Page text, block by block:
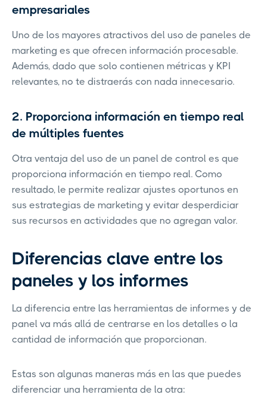
empresariales
Uno de los mayores atractivos del uso de paneles de
marketing es que ofrecen información procesable.
Además, dado que solo contienen métricas y KPI
relevantes, no te distraerás con nada innecesario.
2. Proporciona información en tiempo real
de múltiples fuentes
Otra ventaja del uso de un panel de control es que
proporciona información en tiempo real. Como
resultado, le permite realizar ajustes oportunos en
sus estrategias de marketing y evitar desperdiciar
sus recursos en actividades que no agregan valor.
Diferencias clave entre los
paneles y los informes
La diferencia entre las herramientas de informes y de
panel va más allá de centrarse en los detalles o la
cantidad de información que proporcionan.
Estas son algunas maneras más en las que puedes
diferenciar una herramienta de la otra: